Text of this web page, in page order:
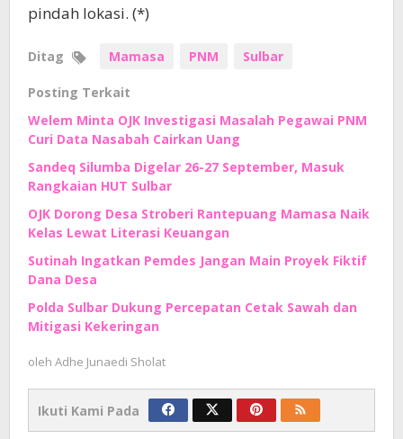
pindah lokasi. (*)
Ditag Mamasa PNM Sulbar
Posting Terkait
Welem Minta OJK Investigasi Masalah Pegawai PNM
Curi Data Nasabah Cairkan Uang
Sandeq Silumba Digelar 26-27 September, Masuk
Rangkaian HUT Sulbar
OJK Dorong Desa Stroberi Rantepuang Mamasa Naik
Kelas Lewat Literasi Keuangan
Sutinah Ingatkan Pemdes Jangan Main Proyek Fiktif
Dana Desa
Polda Sulbar Dukung Percepatan Cetak Sawah dan
Mitigasi Kekeringan
oleh Adhe Junaedi Sholat
Ikuti Kami Pada